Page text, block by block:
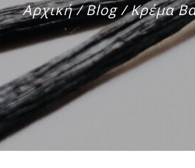
Αρχική/Blog/Κρέμα